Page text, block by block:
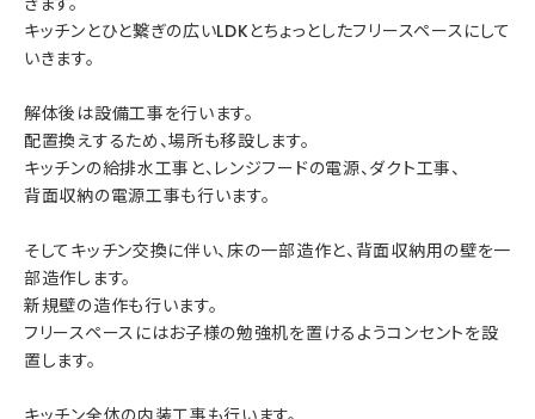
キッチンとひと繋ぎの広いLDKとちょっとしたフリースペースにして
いきます。
解体後は設備工事を行います。
配置換えするため、場所も移設します。
キッチンの給排水工事と、レンジフードの電源、ダクト工事、
背面収納の電源工事も行います。
そしてキッチン交換に伴い、床の一部造作と、背面収納用の壁を一
部造作します。
新規壁の造作も行います。
フリースペースにはお子様の勉強机を置けるようコンセントを設
置します。